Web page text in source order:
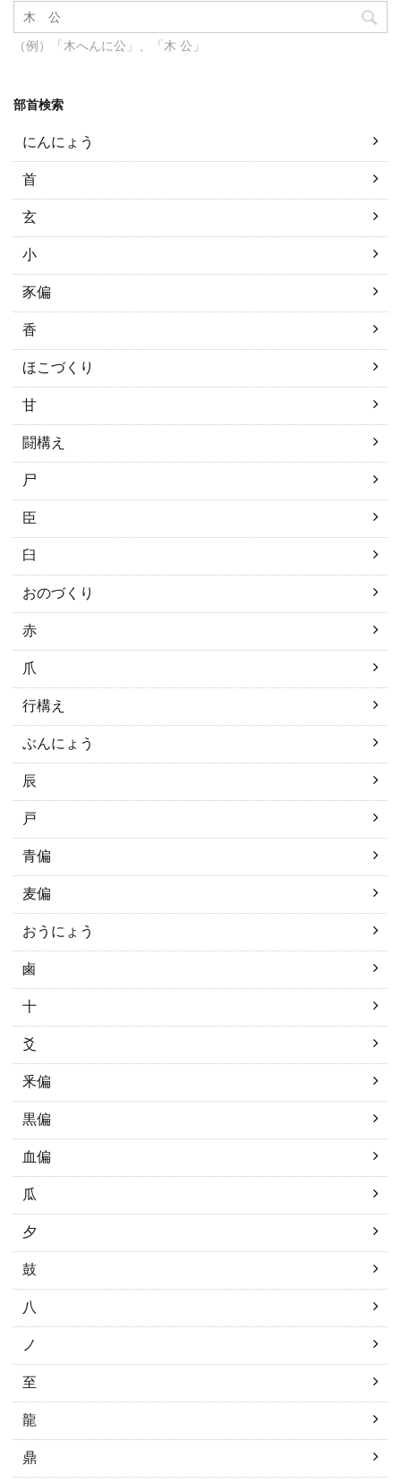
（例）「木へんに公」、「木 公」
部首検索
にんにょう
首
玄
小
豕偏
香
ほこづくり
甘
闘構え
尸
臣
臼
おのづくり
赤
爪
行構え
ぶんにょう
辰
戸
青偏
麦偏
おうにょう
鹵
十
爻
釆偏
黒偏
血偏
瓜
夕
鼓
八
ノ
至
龍
鼎